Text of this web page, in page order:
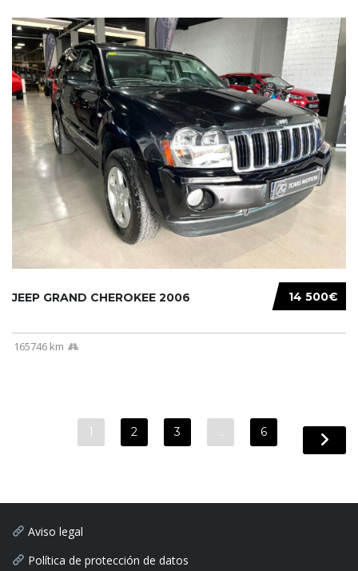
14 500€
JEEP GRAND CHEROKEE 2006
165746 km
1 2 3 … 6
Aviso legal
Política de protección de datos